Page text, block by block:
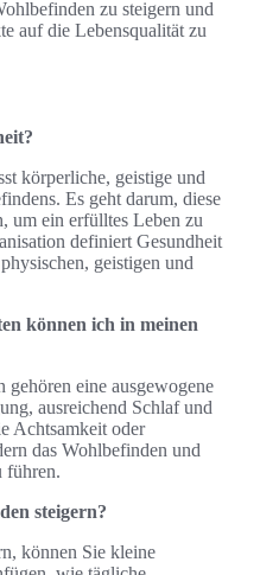
zu steigern und
auf die Lebensqualität zu
körperliche, geistige und
Es geht darum, diese
um ein erfülltes Leben zu
definiert Gesundheit
geistigen und
können ich in meinen
gehören eine ausgewogene
ausreichend Schlaf und
Achtsamkeit oder
das Wohlbefinden und
führen.
steigern?
können Sie kleine